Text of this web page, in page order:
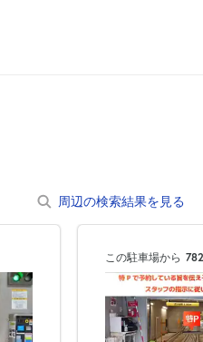
周辺の検索結果を見る
この駐車場から